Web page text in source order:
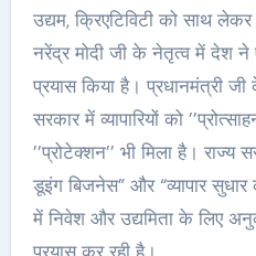
उद्यम, क्रिएटिविटी को साथ
नरेंद्र मोदी जी के नेतृत्व में देश ने
प्रयास किया है। प्रधानमंत्री
सरकार में व्यापारियों को
’’प्रोटेक्शन’’ भी मिला है।
डूइंग बिजनेस” और “व्यापार सुधार
में निवेश और उद्यमिता के लिए